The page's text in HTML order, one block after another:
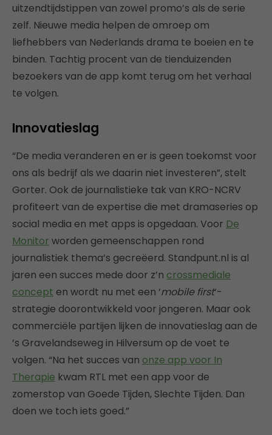
uitzendtijdstippen van zowel promo’s als de serie
zelf. Nieuwe media helpen de omroep om
liefhebbers van Nederlands drama te boeien en te
binden. Tachtig procent van de tienduizenden
bezoekers van de app komt terug om het verhaal
te volgen.
Innovatieslag
“De media veranderen en er is geen toekomst voor
ons als bedrijf als we daarin niet investeren”, stelt
Gorter. Ook de journalistieke tak van KRO-NCRV
profiteert van de expertise die met dramaseries op
social media en met apps is opgedaan. Voor De
Monitor worden gemeenschappen rond
journalistiek thema’s gecreëerd. Standpunt.nl is al
jaren een succes mede door z’n crossmediale
concept en wordt nu met een ‘mobile first‘-
strategie doorontwikkeld voor jongeren. Maar ook
commerciële partijen lijken de innovatieslag aan de
’s Gravelandseweg in Hilversum op de voet te
volgen. “Na het succes van onze app voor In
Therapie kwam RTL met een app voor de
zomerstop van Goede Tijden, Slechte Tijden. Dan
doen we toch iets goed.”